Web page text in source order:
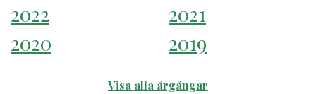
2022
2021
2020
2019
Visa alla årgångar